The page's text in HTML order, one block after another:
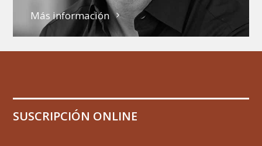
Más información
SUSCRIPCIÓN ONLINE